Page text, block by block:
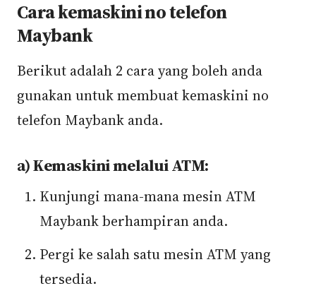
Cara kemaskini no telefon
Maybank
Berikut adalah 2 cara yang boleh anda
gunakan untuk membuat kemaskini no
telefon Maybank anda.
a) Kemaskini melalui ATM:
Kunjungi mana-mana mesin ATM
Maybank berhampiran anda.
Pergi ke salah satu mesin ATM yang
tersedia.